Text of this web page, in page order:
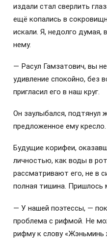
издали стал сверлить
ещё копались в
искали. Я, недолго думая,
нему.
— Расул Гамзатович, вы
удивление спокойно, без
пригласил его в наш круг.
Он заулыбался, подтянул
предложенное ему кресло.
Будущие корифеи,
личностью, как воды в
рассматривают его, не в
полная тишина. Пришлось
— У нашей поэтессы, —
проблема с рифмой. Не
рифму к слову «Жэньминь